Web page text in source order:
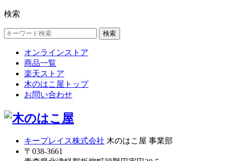
検索
検索
オンラインストア
商品一覧
楽天ストア
木のはこ屋トップ
お問い合わせ
キープレイス株式会社 木のはこ屋 事業部
〒038-3661